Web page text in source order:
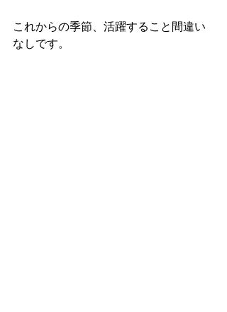
これからの季節、活躍すること間違い
なしです。